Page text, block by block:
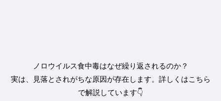
ノロウイルス食中毒はなぜ繰り返されるのか？
実は、見落とされがちな原因が存在します。詳しくはこちら
で解説しています👇